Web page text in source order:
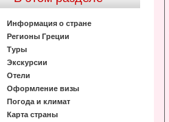
Информация о стране
Регионы Греции
Туры
Экскурсии
Отели
Оформление визы
Погода и климат
Карта страны